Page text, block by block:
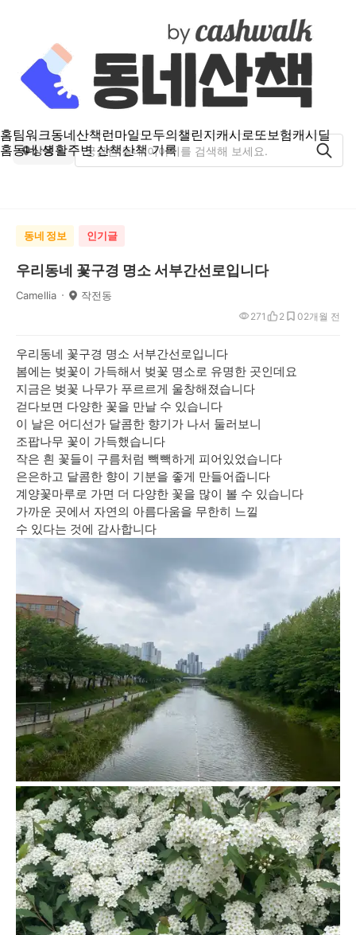
홈팀워크동네산책런마일모두의챌린지캐시로또보험캐시딜
홈동네 생활주변 산책산책 기록
상동
동네 정보 인기글
우리동네 꽃구경 명소 서부간선로입니다
Camellia 작전동
2개월 전
271 2 0
우리동네 꽃구경 명소 서부간선로입니다
봄에는 벚꽃이 가득해서 벚꽃 명소로 유명한 곳인데요
지금은 벚꽃 나무가 푸르르게 울창해졌습니다
걷다보면 다양한 꽃을 만날 수 있습니다
이 날은 어디선가 달콤한 향기가 나서 둘러보니
조팝나무 꽃이 가득했습니다
작은 흰 꽃들이 구름처럼 빽빽하게 피어있었습니다
은은하고 달콤한 향이 기분을 좋게 만들어줍니다
계양꽃마루로 가면 더 다양한 꽃을 많이 볼 수 있습니다
가까운 곳에서 자연의 아름다움을 무한히 느낄
수 있다는 것에 감사합니다